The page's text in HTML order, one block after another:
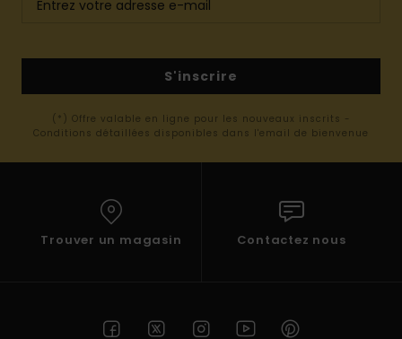
S'inscrire
(*) Offre valable en ligne pour les nouveaux inscrits -
Conditions détaillées disponibles dans l'email de bienvenue
Trouver un magasin Contactez nous